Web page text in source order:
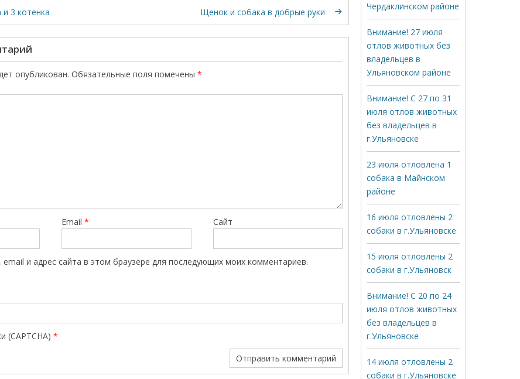
3 котенка Щенок и собака в добрые руки
опубликован. Обязательные поля помечены *
Email* Сайт
и адрес сайта в этом браузере для последующих моих комментариев.
(CAPTCHA) *
Чердаклинском районе
Внимание! 27 июля
отлов животных без
владельцев в
Ульяновском районе
Внимание! С 27 по 31
июля отлов животных
без владельцев в
г.Ульяновске
23 июля отловлена 1
собака в Майнском
районе
16 июля отловлены 2
собаки в г.Ульяновске
15 июля отловлены 2
собаки в г.Ульяновск
Внимание! С 20 по 24
июля отлов животных
без владельцев в
г.Ульяновске
14 июля отловлены 2
собаки в г.Ульяновске